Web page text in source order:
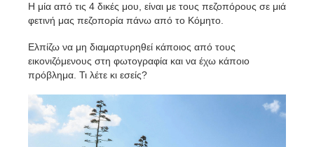
Η μία από τις 4 δικές μου, είναι με τους πεζοπόρους σε μιά
φετινή μας πεζοπορία πάνω από το Κόμητο.
Ελπίζω να μη διαμαρτυρηθεί κάποιος από τους
εικονιζόμενους στη φωτογραφία και να έχω κάποιο
πρόβλημα. Τι λέτε κι εσείς?